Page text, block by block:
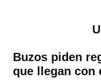
Buzos piden
que llegan con